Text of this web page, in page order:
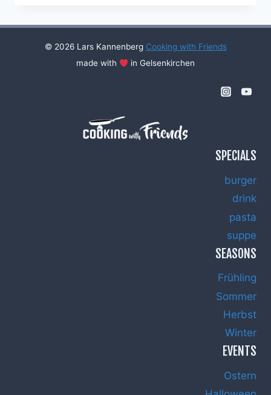
© 2026 Lars Kannenberg Cooking with Friends
made with
in Gelsenkirchen
SPECIALS
burger
drink
pasta
suppe
SEASONS
Frühling
Sommer
Herbst
Winter
EVENTS
Ostern